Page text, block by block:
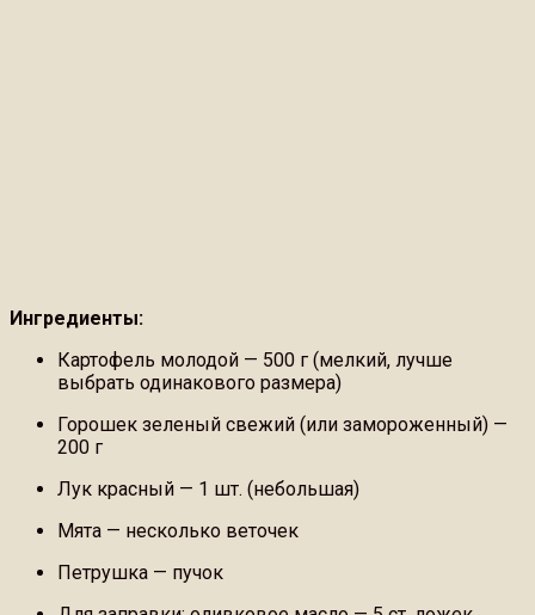
Ингредиенты:
Картофель молодой — 500 г (мелкий, лучше
выбрать одинакового размера)
Горошек зеленый свежий (или замороженный) —
200 г
Лук красный — 1 шт. (небольшая)
Мята — несколько веточек
Петрушка — пучок